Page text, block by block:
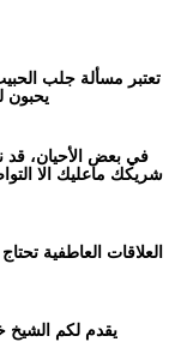
تعتبر مسألة جلب
يحبون
في بعض الأحيان، قد
شريكك ماعليك الا
العلاقات العاطفية
يقدم لكم الشيخ